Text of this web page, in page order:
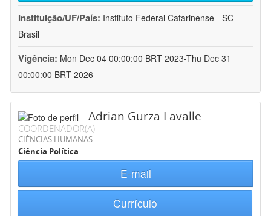
Instituição/UF/País: Instituto Federal Catarinense - SC -
Brasil
Vigência: Mon Dec 04 00:00:00 BRT 2023-Thu Dec 31
00:00:00 BRT 2026
Adrian Gurza Lavalle
COORDENADOR(A)
CIÊNCIAS HUMANAS
Ciência Política
E-mail
Currículo